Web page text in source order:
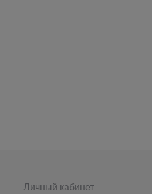
Личный кабинет